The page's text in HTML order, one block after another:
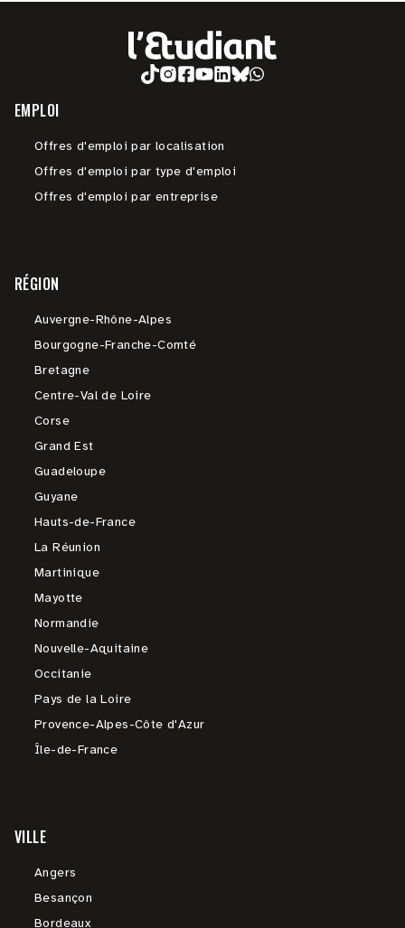
EMPLOI
Offres d'emploi par localisation
Offres d'emploi par type d'emploi
Offres d'emploi par entreprise
RÉGION
Auvergne-Rhône-Alpes
Bourgogne-Franche-Comté
Bretagne
Centre-Val de Loire
Corse
Grand Est
Guadeloupe
Guyane
Hauts-de-France
La Réunion
Martinique
Mayotte
Normandie
Nouvelle-Aquitaine
Occitanie
Pays de la Loire
Provence-Alpes-Côte d'Azur
Île-de-France
VILLE
Angers
Besançon
Bordeaux